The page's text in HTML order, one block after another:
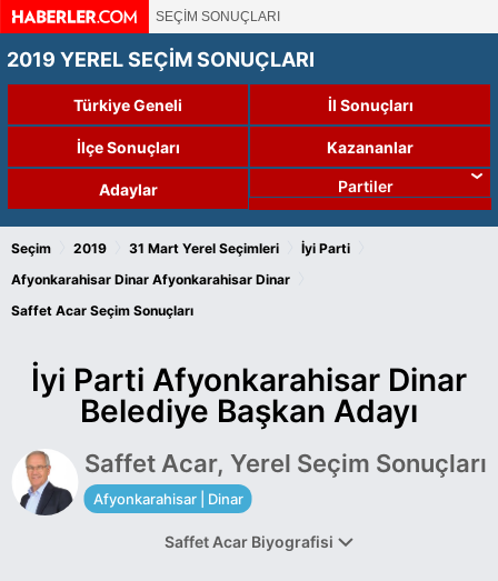
SEÇİM SONUÇLARI
2019 YEREL SEÇİM SONUÇLARI
Türkiye Geneli İl Sonuçları
İlçe Sonuçları Kazananlar
Adaylar Partiler
Seçim 2019 31 Mart Yerel Seçimleri İyi Parti
Afyonkarahisar Dinar Afyonkarahisar Dinar
Saffet Acar Seçim Sonuçları
İyi Parti Afyonkarahisar Dinar
Belediye Başkan Adayı
Saffet Acar, Yerel Seçim Sonuçları
Afyonkarahisar | Dinar
Saffet Acar Biyografisi